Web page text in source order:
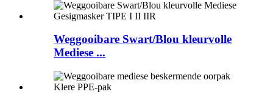
Weggooibare Swart/Blou kleurvolle
Mediese ...